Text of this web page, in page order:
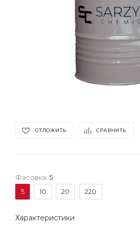
ОТЛОЖИТЬ СРАВНИТЬ
Фасовка: 5
5
10 20 220
Характеристики